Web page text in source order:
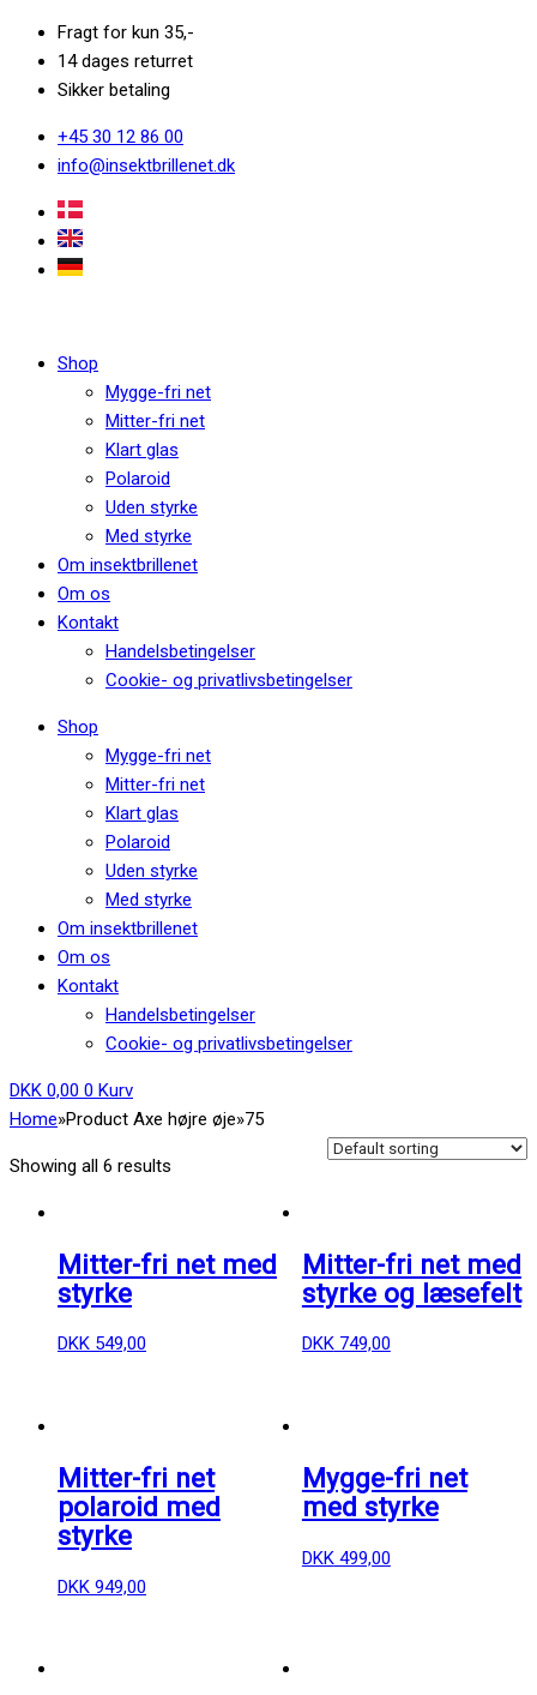
Fragt for kun 35,-
14 dages returret
Sikker betaling
+45 30 12 86 00
info@insektbrillenet.dk
Shop
Mygge-fri net
Mitter-fri net
Klart glas
Polaroid
Uden styrke
Med styrke
Om insektbrillenet
Om os
Kontakt
Handelsbetingelser
Cookie- og privatlivsbetingelser
Shop
Mygge-fri net
Mitter-fri net
Klart glas
Polaroid
Uden styrke
Med styrke
Om insektbrillenet
Om os
Kontakt
Handelsbetingelser
Cookie- og privatlivsbetingelser
DKK 0,00 0 Kurv
Home»Product Axe højre øje»75
Showing all 6 results
Mitter-fri net med
styrke
DKK 549,00
Mitter-fri net med
styrke og læsefelt
DKK749,00
Mitter-fri net
polaroid med
styrke
DKK 949,00
Mygge-fri net
med styrke
DKK499,00